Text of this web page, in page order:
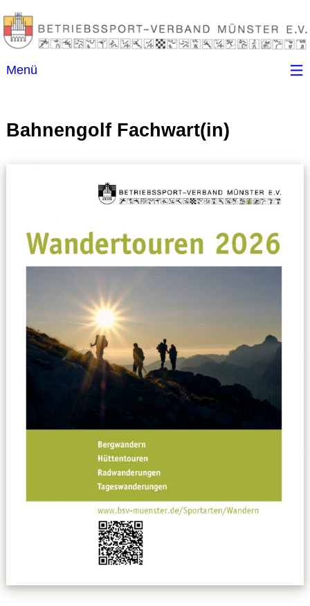
Menü
Kontakt
Ansprechpartner
Impressum
Datenschutzerklärung
übergeordnete Verbände
Chronik
Bahnengolf Fachwart(in)